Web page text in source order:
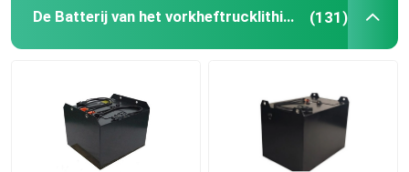
De Batterij van het vorkheftrucklithium (131)